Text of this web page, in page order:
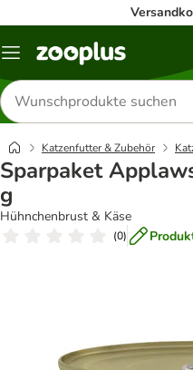
Menü
Produkte
suchen
Katzenfutter & Zubehör
Sparpaket
g
Hühnchenbrust & Käse
(0)